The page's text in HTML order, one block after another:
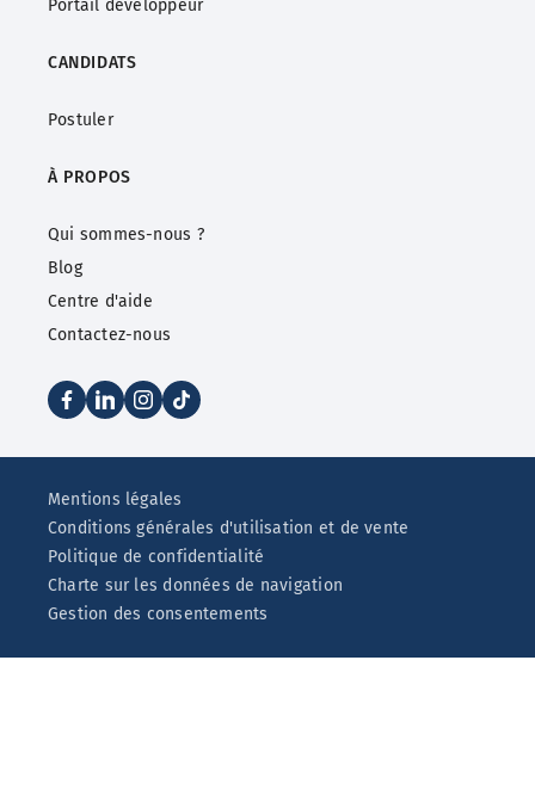
Portail développeur
CANDIDATS
Postuler
À PROPOS
Qui sommes-nous ?
Blog
Centre d'aide
Contactez-nous
Mentions légales
Conditions générales d'utilisation et de vente
Politique de confidentialité
Charte sur les données de navigation
Gestion des consentements